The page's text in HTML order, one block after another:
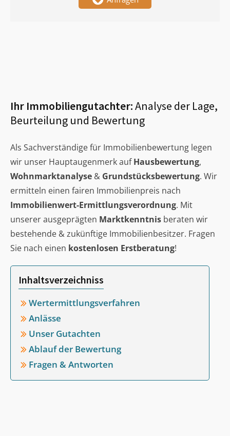
Ihr Immobiliengutachter:Analyse der Lage,
Beurteilung und Bewertung
Als Sachverständige für Immobilienbewertung legen
wir unser Hauptaugenmerk aufHausbewertung,
Wohnmarktanalyse & Grundstücksbewertung. Wir
ermitteln einen fairen Immobilienpreis nach
Immobilienwert-Ermittlungsverordnung. Mit
unserer ausgeprägten Marktkenntnis beraten wir
bestehende & zukünftige Immobilienbesitzer. Fragen
Sie nach einen kostenlosen Erstberatung!
Inhaltsverzeichniss
Wertermittlungsverfahren
Anlässe
Unser Gutachten
Ablauf der Bewertung
Fragen & Antworten